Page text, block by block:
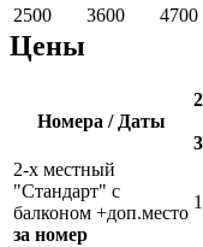
2500
3600 4700
Цены
Номера / Даты
2-х местный
"Стандарт" с
балконом +доп.место
за номер